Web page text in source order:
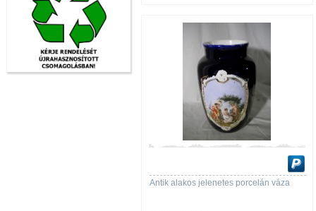
Antik alakos jelenetes porcelán váza